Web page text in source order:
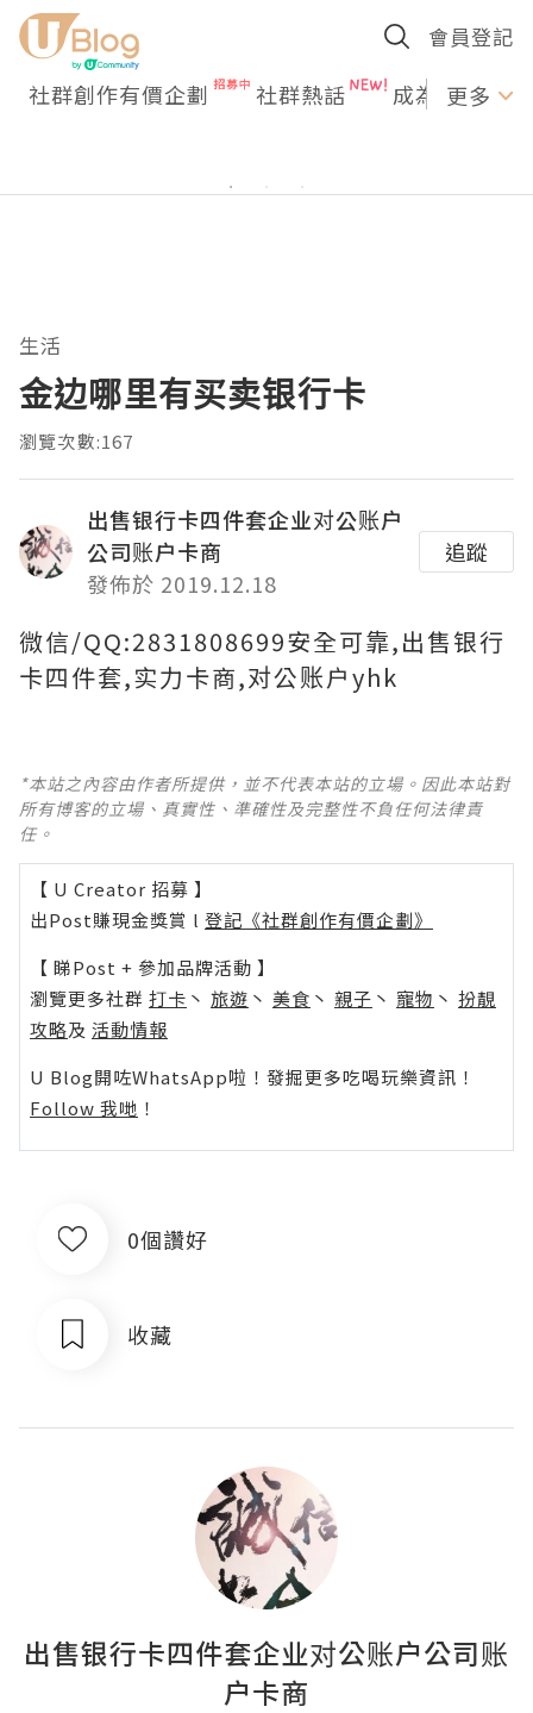
會員登記
社群創作有價企劃 社群熱話 成為U更多
生活
金边哪里有买卖银行卡
瀏覽次數:167
出售银行卡四件套企业对公账户
公司账户卡商
發佈於 2019.12.18
追蹤
微信/QQ:2831808699安全可靠,出售银行
卡四件套,实力卡商,对公账户yhk
*本站之內容由作者所提供，並不代表本站的立場。因此本站對
所有博客的立場、真實性、準確性及完整性不負任何法律責
任。
【 U Creator 招募 】
出Post賺現金獎賞 l 登記《社群創作有價企劃》
【 睇Post + 參加品牌活動 】
瀏覽更多社群 打卡 丶 旅遊 丶 美食 丶 親子 丶 寵物 丶 扮靚
攻略及 活動情報
U Blog開咗WhatsApp啦！發掘更多吃喝玩樂資訊！
Follow 我哋 ！
0個讚好
收藏
出售银行卡四件套企业对公账户公司账
户卡商